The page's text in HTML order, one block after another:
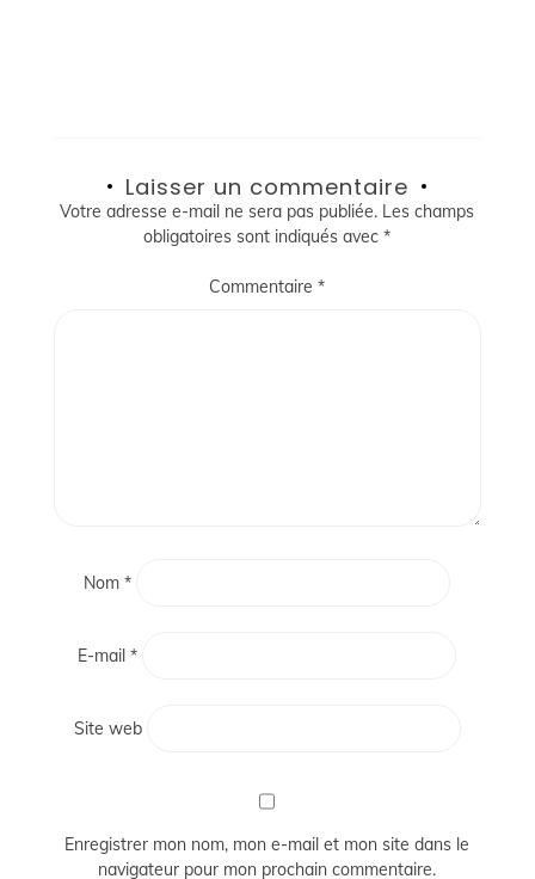
Laisser un commentaire
Votre adresse e-mail ne sera pas publiée. Les champs
obligatoires sont indiqués avec*
Commentaire*
Nom*
E-mail*
Site web
Enregistrer mon nom, mon e-mail et mon site dans le
navigateur pour mon prochain commentaire.